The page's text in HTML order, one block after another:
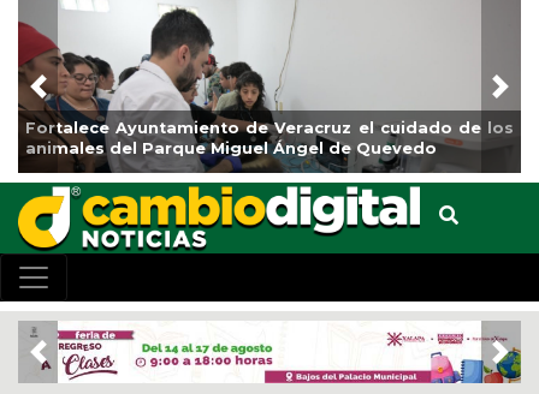
La ciudad de Veracruz se suma a la Jornada Nacional
de Reforestación 2026
Previous
Previous